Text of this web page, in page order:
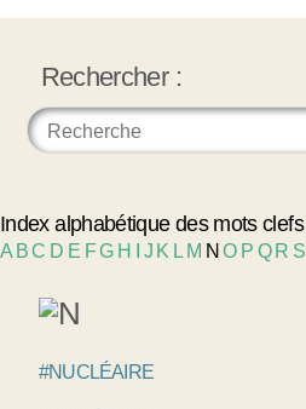
Rechercher :
Index alphabétique des mots clefs
A BC D E FG H J K L M NO P Q R S
#NUCLÉAIRE